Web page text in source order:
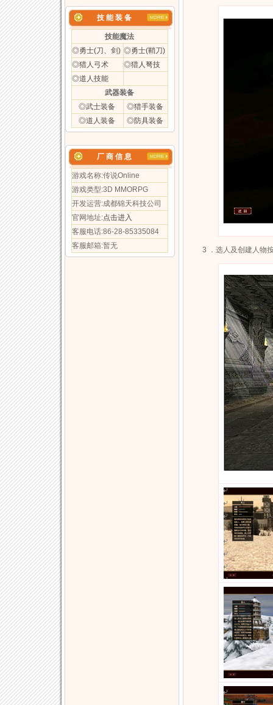
技 能 装 备
技能魔法
◎勇士(刀、剑) ◎勇士(鞘刀)
◎猎人弓术
◎猎人弩技
◎道人技能
武器装备
◎武士装备
◎猎手装备
◎道人装备
◎防具装备
厂 商 信 息
游戏名称:传说Online
游戏类型:3D MMORPG
开发运营:成都锦天科技公司
官网地址:点击进入
客服电话:86-28-85335084
客服邮箱:暂无
3 ．选人及创建人物